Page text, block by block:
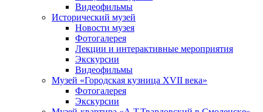
Видеофильмы
Исторический музей
Новости музея
Фотогалерея
Лекции и интерактивные мероприятия
Экскурсии
Видеофильмы
Музей «Городская кузница XVII века»
Фотогалерея
Экскурсии